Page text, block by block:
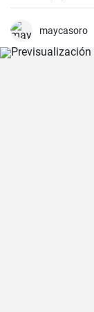
combinación de
maycasoro